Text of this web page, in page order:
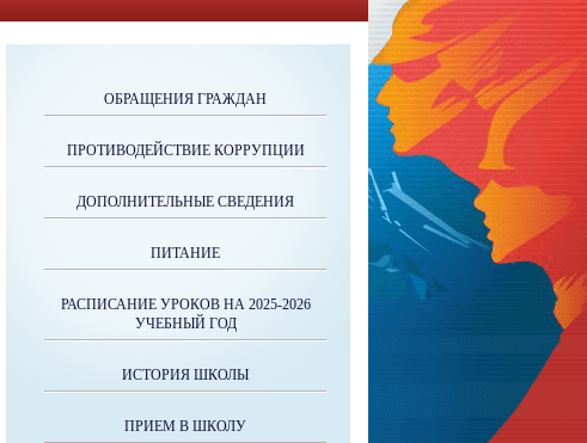
ОБРАЩЕНИЯ ГРАЖДАН
ПРОТИВОДЕЙСТВИЕ КОРРУПЦИИ
ДОПОЛНИТЕЛЬНЫЕ СВЕДЕНИЯ
ПИТАНИЕ
РАСПИСАНИЕ УРОКОВ НА 2025-2026
УЧЕБНЫЙ ГОД
ИСТОРИЯ ШКОЛЫ
ПРИЕМ В ШКОЛУ